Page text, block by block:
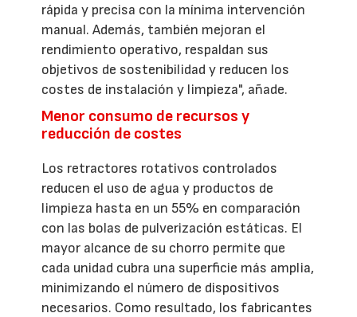
rápida y precisa con la mínima intervención
manual. Además, también mejoran el
rendimiento operativo, respaldan sus
objetivos de sostenibilidad y reducen los
costes de instalación y limpieza", añade.
Menor consumo de recursos y
reducción de costes
Los retractores rotativos controlados
reducen el uso de agua y productos de
limpieza hasta en un 55% en comparación
con las bolas de pulverización estáticas. El
mayor alcance de su chorro permite que
cada unidad cubra una superficie más amplia,
minimizando el número de dispositivos
necesarios. Como resultado, los fabricantes